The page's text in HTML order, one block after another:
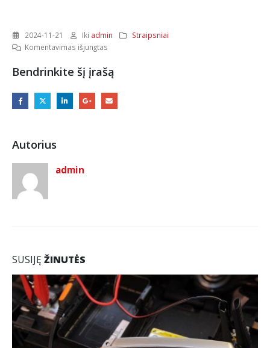
2024-11-21 Iki admin
Straipsniai
Komentavimas išjungtasįraše
kėbulo
Bendrinkite šį įrašą
Autorius
admin
SUSIJĘ ŽINUTĖS